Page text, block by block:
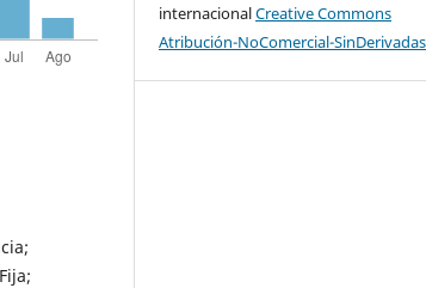
internacionalCreative Commons
Atribución-NoComercial-